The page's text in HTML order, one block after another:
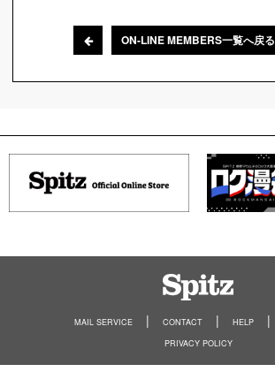
ON-LINE MEMBERS一覧へ戻る
MAIL SERVICE CONTACT HELP
PRIVACY POLICY